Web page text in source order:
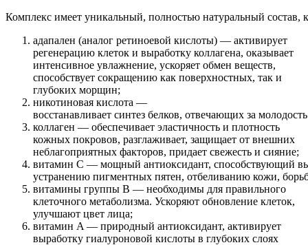
Комплекс имеет уникальный, полностью натуральный состав,
адапален (аналог ретиноевой кислоты) — активирует
регенерацию клеток и выработку коллагена, оказывает
интенсивное увлажнение, ускоряет обмен веществ,
способствует сокращению как поверхностных, так и
глубоких морщин;
никотиновая кислота —
восстанавливает синтез белков, отвечающих за
коллаген — обеспечивает эластичность и плотность
кожных покровов, разглаживает, защищает от внешних
неблагоприятных факторов, придает свежесть и сияние;
витамин С — мощный антиоксидант, способствующий
устранению пигментных пятен, отбеливанию кожи,
витамины группы B — необходимы для правильного
клеточного метаболизма. Ускоряют обновление клеток,
улучшают цвет лица;
витамин A — природный антиоксидант, активирует
выработку гиалуроновой кислоты в глубоких слоях